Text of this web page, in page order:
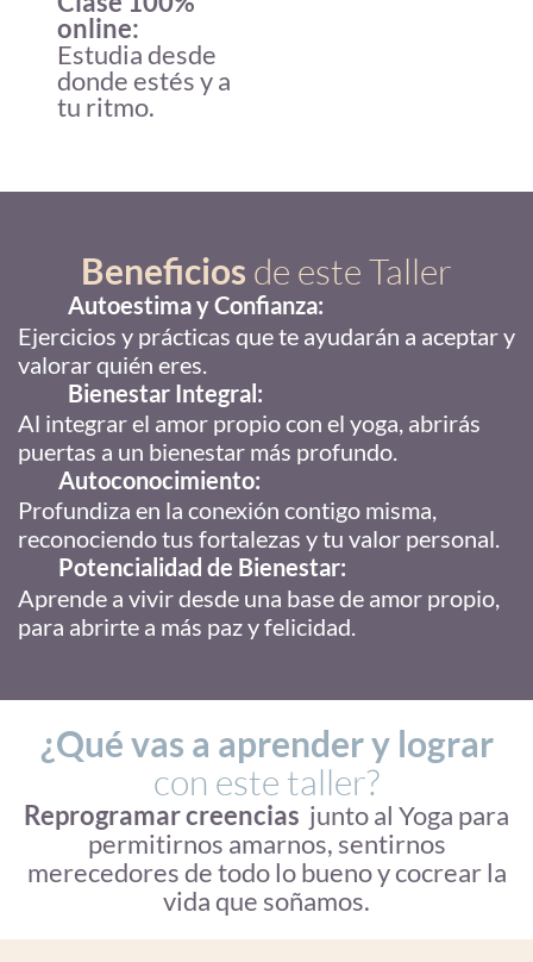
online:
Estudia desde
donde estés y a
tu ritmo.
Beneficios de este Taller
Autoestima y Confianza:
Ejercicios y prácticas que te ayudarán a aceptar y
valorar quién eres.
Bienestar Integral:
Al integrar el amor propio con el yoga, abrirás
puertas a un bienestar más profundo.
Autoconocimiento:
Profundiza en la conexión contigo misma,
reconociendo tus fortalezas y tu valor personal.
Potencialidad de Bienestar:
Aprende a vivir desde una base de amor propio,
para abrirte a más paz y felicidad.
¿Qué vas a aprender y lograr
con este taller?
Reprogramar creencias junto al Yoga para
permitirnos amarnos, sentirnos
merecedores de todo lo bueno y cocrear la
vida que soñamos.